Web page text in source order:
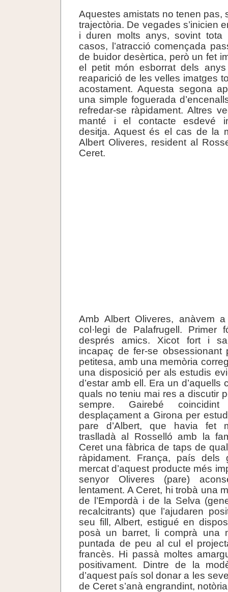
Aquestes amistats no tenen pas,
trajectòria. De vegades s’inicien
i duren molts anys, sovint tota
casos, l’atracció començada
de buidor desèrtica, però un fet
el petit món esborrat dels
reaparició de les velles imatges
acostament. Aquesta segona
una simple foguerada
refredar-se ràpidament. Altres
manté i el contacte esdevé
desitja. Aquest és el cas de la
Albert Oliveres, resident al
Ceret.
Amb Albert Oliveres, anàvem
col·legi de Palafrugell. Primer
després amics. Xicot fort i
incapaç de fer-se obsessionant
petitesa, amb una memòria
una disposició per als estudis
d’estar amb ell. Era un d’aquells
quals no teniu mai res a discutir
sempre. Gairebé
desplaçament a Girona per
pare d’Albert, que havia fet
traslladà al Rosselló amb la
Ceret una fàbrica de taps de
ràpidament. França, país
mercat d’aquest producte més
senyor Oliveres (pare)
lentament. A Ceret, hi trobà una
de l’Empordà i de la Selva
recalcitrants) que l’ajudaren
seu fill, Albert, estigué en
posà un barret, li comprà una
puntada de peu al cul el
francès. Hi passà moltes
positivament. Dintre de la
d’aquest país sol donar a les
de Ceret s’anà engrandint,